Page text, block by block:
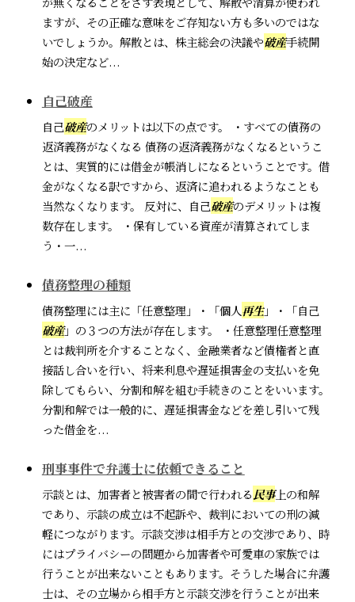
ますが、その正確な意味をご存知ない方も多いのではな
いでしょうか。解散とは、株主総会の決議や破産手続開
始の決定など...
自己破産
自己破産のメリットは以下の点です。 ・すべての債務の
返済義務がなくなる 債務の返済義務がなくなるというこ
とは、実質的には借金が帳消しになるということです。借
金がなくなる訳ですから、返済に追われるようなことも
当然なくなります。 反対に、自己破産のデメリットは複
数存在します。 ・保有している資産が清算されてしま
う・一...
債務整理の種類
債務整理には主に「任意整理」・「個人再生」・「自己
破産」の３つの方法が存在します。 ・任意整理任意整理
とは裁判所を介することなく、金融業者など債権者と直
接話し合いを行い、将来利息や遅延損害金の支払いを免
除してもらい、分割和解を組む手続きのことをいいます。
分割和解では一般的に、遅延損害金などを差し引いて残
った借金を...
刑事事件で弁護士に依頼できること
示談とは、加害者と被害者の間で行われる民事上の和解
であり、示談の成立は不起訴や、裁判においての刑の減
軽につながります。示談交渉は相手方との交渉であり、時
にはプライバシーの問題から加害者や可愛車の家族では
行うことが出来ないこともあります。そうした場合に弁護
士は、その立場から相手方と示談交渉を行うことが出来